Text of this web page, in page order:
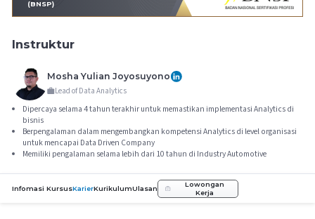
(BNSP)
Instruktur
Mosha Yulian Joyosuyono
Lead of Data Analytics
Dipercaya selama 4 tahun terakhir untuk memastikan implementasi Analytics di
bisnis
Berpengalaman dalam mengembangkan kompetensi Analytics di level organisasi
untuk mencapai Data Driven Company
Memiliki pengalaman selama lebih dari 10 tahun di Industry Automotive
Infomasi KursusKarierKurikulumUlasan
Lowongan
Kerja